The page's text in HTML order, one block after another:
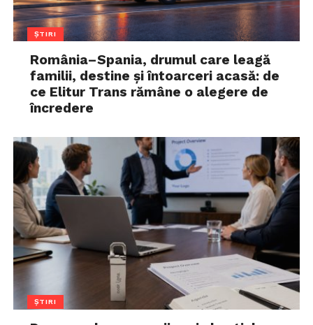
ȘTIRI
România–Spania, drumul care leagă
familii, destine și întoarceri acasă: de
ce Elitur Trans rămâne o alegere de
încredere
ȘTIRI